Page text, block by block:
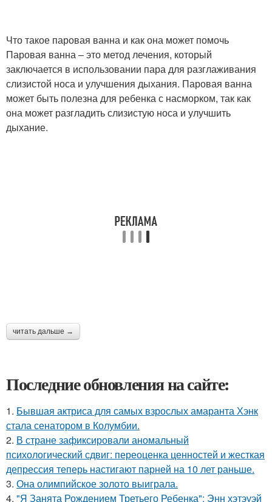
Что такое паровая ванна и как она может помочь
Паровая ванна – это метод лечения, который
заключается в использовании пара для разглаживания
слизистой носа и улучшения дыхания. Паровая ванна
может быть полезна для ребенка с насморком, так как
она может разгладить слизистую носа и улучшить
дыхание.
читать дальше →
Последние обновления на сайте:
1. Бывшая актриса для самых взрослых амаранта Хэнк
стала сенатором в Колумбии.
2. В стране зафиксировали аномальный
психологический сдвиг: переоценка ценностей и жесткая
депрессия теперь настигают парней на 10 лет раньше.
3. Она олимпийское золото выиграла.
4. "Я Занята Рождением Третьего Ребенка": Энн хэтэуэй